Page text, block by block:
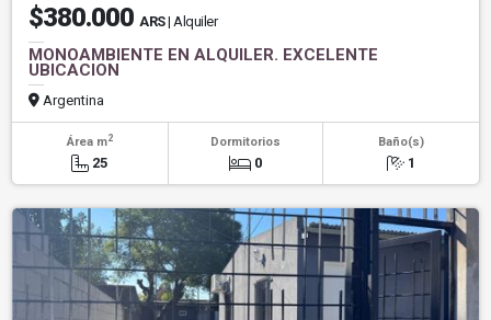
$380.000 ARS| Alquiler
MONOAMBIENTE EN ALQUILER. EXCELENTE
UBICACION
Argentina
Área m2
25
Dormitorios
0
Baño(s)
1